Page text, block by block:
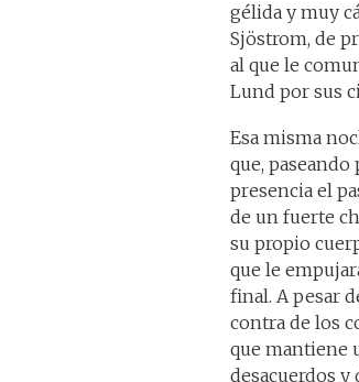
gélida y muy
Sjöstrom, de
al que le
Lund por sus
Esa misma
que, paseando
presencia el
de un fuerte
su propio
que le
final. A pesar
contra de los
que mantiene
desacuerdos